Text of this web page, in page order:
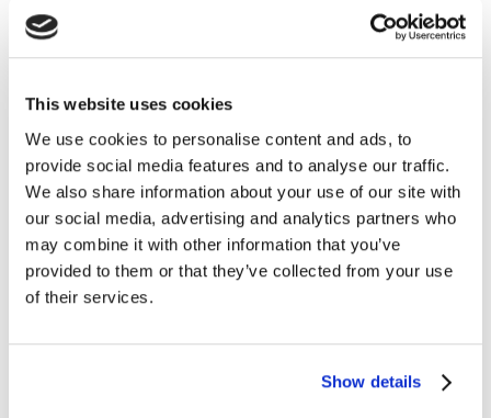
This website uses cookies
We use cookies to personalise content and ads, to
provide social media features and to analyse our traffic.
We also share information about your use of our site with
our social media, advertising and analytics partners who
may combine it with other information that you’ve
provided to them or that they’ve collected from your use
of their services.
Show details
Impara il significato di
God Save the Queene di
tante altre canzoni inglesi
per arricchire il tuo
vocabolario!
Allora, cosa ne pensi? Preferisci qualcosa di